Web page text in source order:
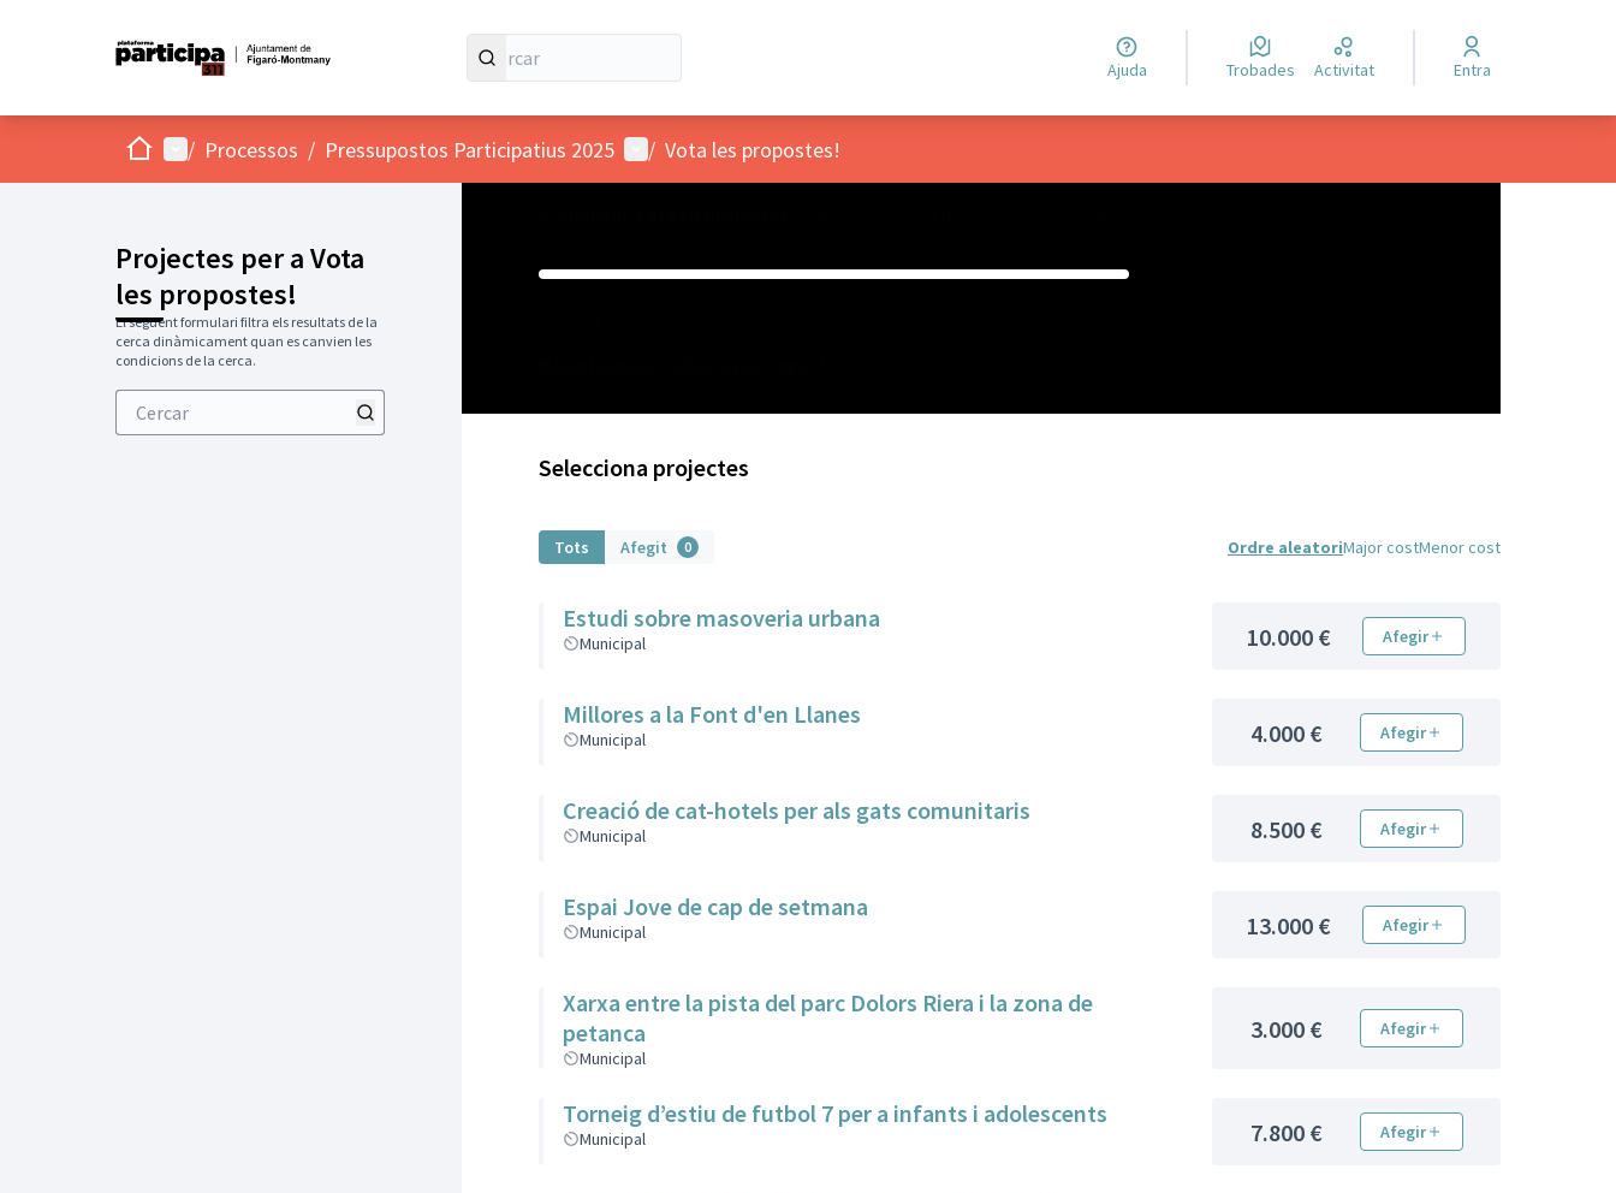
Ajuda Trobades Activitat Entra
Inici Menú principal
/ Processos / Pressupostos Participatius 2025 Menú d'usuari
/ Vota les propostes!
Projectes per a Vota
les propostes!
El següent formulari filtra els resultats de la
cerca dinàmicament quan es canvien les
condicions de la cerca.
Selecciona projectes
Tots Afegit 0 Ordre aleatoriMajor costMenor cost
Estudi sobre masoveria urbana
Municipal 10.000 € Afegir
Millores a la Font d'en Llanes
Municipal 4.000 € Afegir
Creació de cat-hotels per als gats comunitaris
Municipal 8.500 € Afegir
Espai Jove de cap de setmana
Municipal 13.000 € Afegir
Xarxa entre la pista del parc Dolors Riera i la zona de
petanca
Municipal
3.000 € Afegir
Torneig d’estiu de futbol 7 per a infants i adolescents
Municipal 7.800 € Afegir